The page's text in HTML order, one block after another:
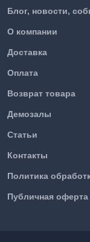
Блог, новости,
О компании
Доставка
Оплата
Возврат товара
Демозалы
Статьи
Контакты
Политика
Публичная оферта